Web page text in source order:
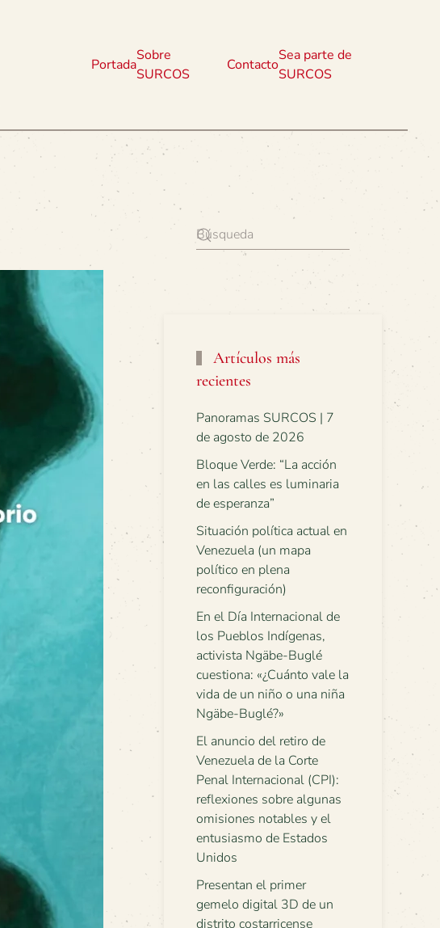
Portada
Sobre
SURCOS
Contacto
Sea parte de
SURCOS
Artículos más
recientes
Panoramas SURCOS | 7
de agosto de 2026
Bloque Verde: “La acción
en las calles es luminaria
de esperanza”
Situación política actual en
Venezuela (un mapa
político en plena
reconfiguración)
En el Día Internacional de
los Pueblos Indígenas,
activista Ngäbe-Buglé
cuestiona: «¿Cuánto vale la
vida de un niño o una niña
Ngäbe-Buglé?»
El anuncio del retiro de
Venezuela de la Corte
Penal Internacional (CPI):
reflexiones sobre algunas
omisiones notables y el
entusiasmo de Estados
Unidos
Presentan el primer
gemelo digital 3D de un
distrito costarricense